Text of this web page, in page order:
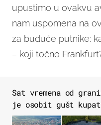
upustimo u ovakvu
nam uspomena na
za buduće putnike:
– koji točno
Sat vremena od
je osobit gušt